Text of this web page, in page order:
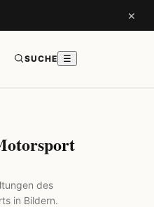
×
SUCHE ☰
des
in Bildern.